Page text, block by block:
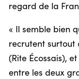
regard de la
« Il semble bien
recrutent surtout
(Rite Écossais),
entre les deux